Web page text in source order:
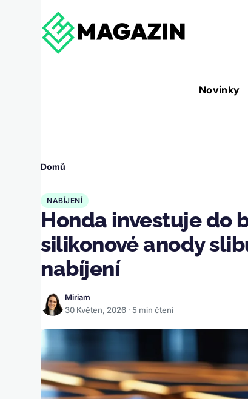
Hlavní
Novinky
Nástroje sub-
Drobečková
navigace
Domů
NABÍJENÍ
Honda investuje do
silikonové anody
nabíjení
Miriam
30 Květen, 2026 · 5 min čtení